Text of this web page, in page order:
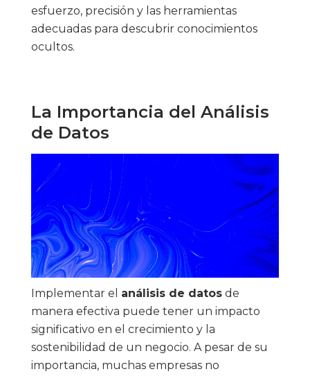
esfuerzo, precisión y las herramientas
adecuadas para descubrir conocimientos
ocultos.
La Importancia del Análisis
de Datos
Implementar el análisis de datosde
manera efectiva puede tener un impacto
significativo en el crecimiento y la
sostenibilidad de un negocio. A pesar de su
importancia, muchas empresas no